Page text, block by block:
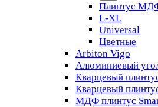
Плинтус
L-XL
Universal
Цветные
Arbiton Vigo
Алюминиевый
Кварцевый
Кварцевый
МДФ плинтус